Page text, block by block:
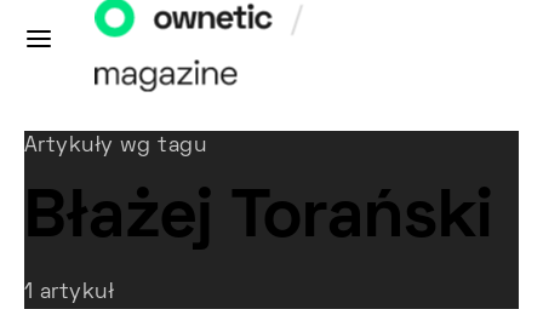
Artykuły wg tagu
Błażej Torański
1 artykuł